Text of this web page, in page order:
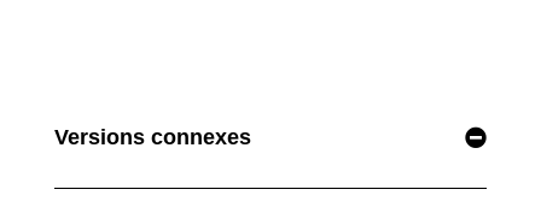
Versions connexes